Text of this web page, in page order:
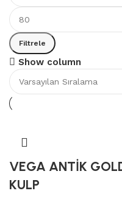
Filtrele
Show column
VEGA ANTİK
KULP